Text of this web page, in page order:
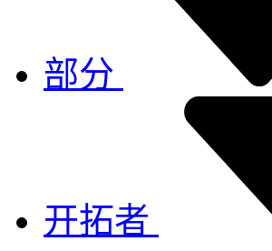
部分
开拓者